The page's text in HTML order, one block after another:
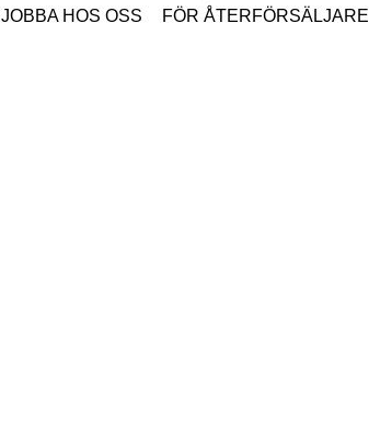
JOBBA HOS OSS FÖR ÅTERFÖRSÄLJARE